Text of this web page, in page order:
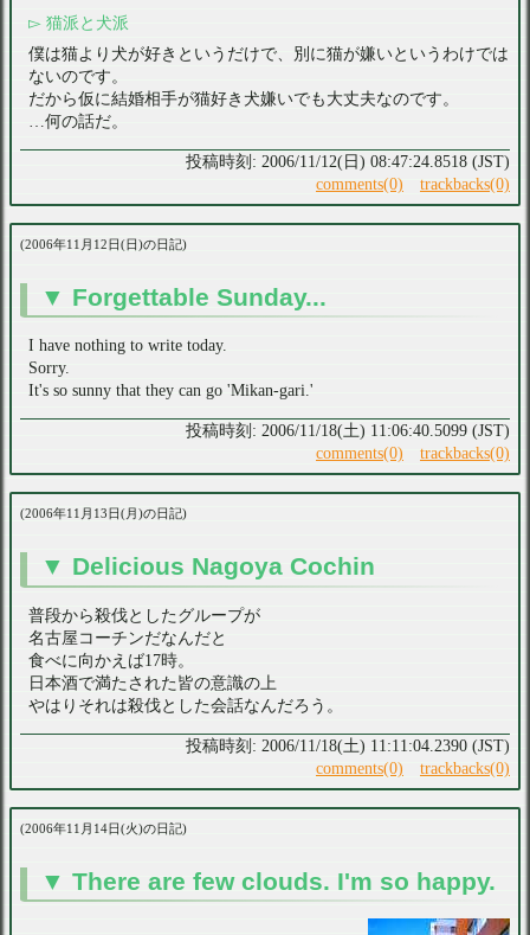
猫派と犬派
僕は猫より犬が好きというだけで、別に猫が嫌いというわけでは
ないのです。
だから仮に結婚相手が猫好き犬嫌いでも大丈夫なのです。
…何の話だ。
2006/11/12(日) 08:47:24.8518 (JST)
comments(0)
trackbacks(0)
2006年11月12日(日)の日記
Forgettable Sunday...
I have nothing to write today.
Sorry.
It's so sunny that they can go 'Mikan-gari.'
2006/11/18(土) 11:06:40.5099 (JST)
comments(0)
trackbacks(0)
2006年11月13日(月)の日記
Delicious Nagoya Cochin
普段から殺伐としたグループが
名古屋コーチンだなんだと
食べに向かえば17時。
日本酒で満たされた皆の意識の上
やはりそれは殺伐とした会話なんだろう。
2006/11/18(土) 11:11:04.2390 (JST)
comments(0)
trackbacks(0)
2006年11月14日(火)の日記
There are few clouds. I'm so happy.